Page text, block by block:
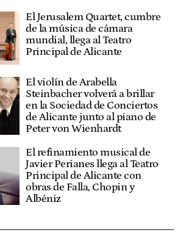
El Jerusalem Quartet, cumbre
de la música de cámara
mundial, llega al Teatro
Principal de Alicante
El violín de Arabella
Steinbacher volverá a brillar
en la Sociedad de Conciertos
de Alicante junto al piano de
Peter von Wienhardt
El refinamiento musical de
Javier Perianes llega al Teatro
Principal de Alicante con
obras de Falla, Chopin y
Albéniz